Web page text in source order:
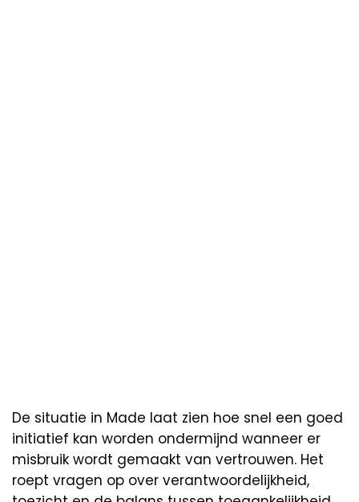
De situatie in Made laat zien hoe snel een goed
initiatief kan worden ondermijnd wanneer er
misbruik wordt gemaakt van vertrouwen. Het
roept vragen op over verantwoordelijkheid,